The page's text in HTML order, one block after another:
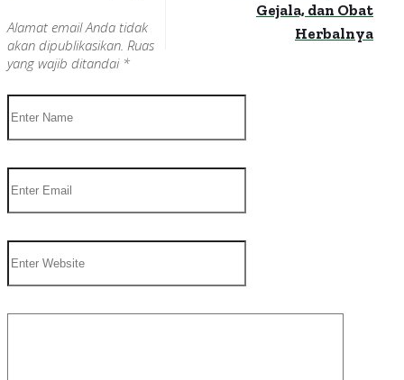
Gejala, dan Obat
Herbalnya
Alamat email Anda tidak
akan dipublikasikan. Ruas
yang wajib ditandai *